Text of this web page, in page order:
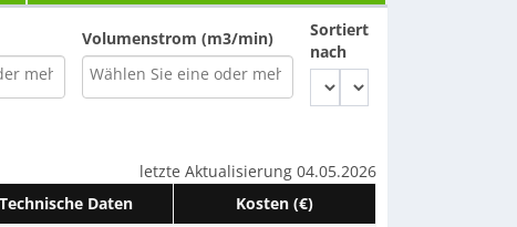
Volumenstrom (m3/min)
Sortiert
nach
letzte Aktualisierung 04.05.2026
Technische Daten Kosten (€)